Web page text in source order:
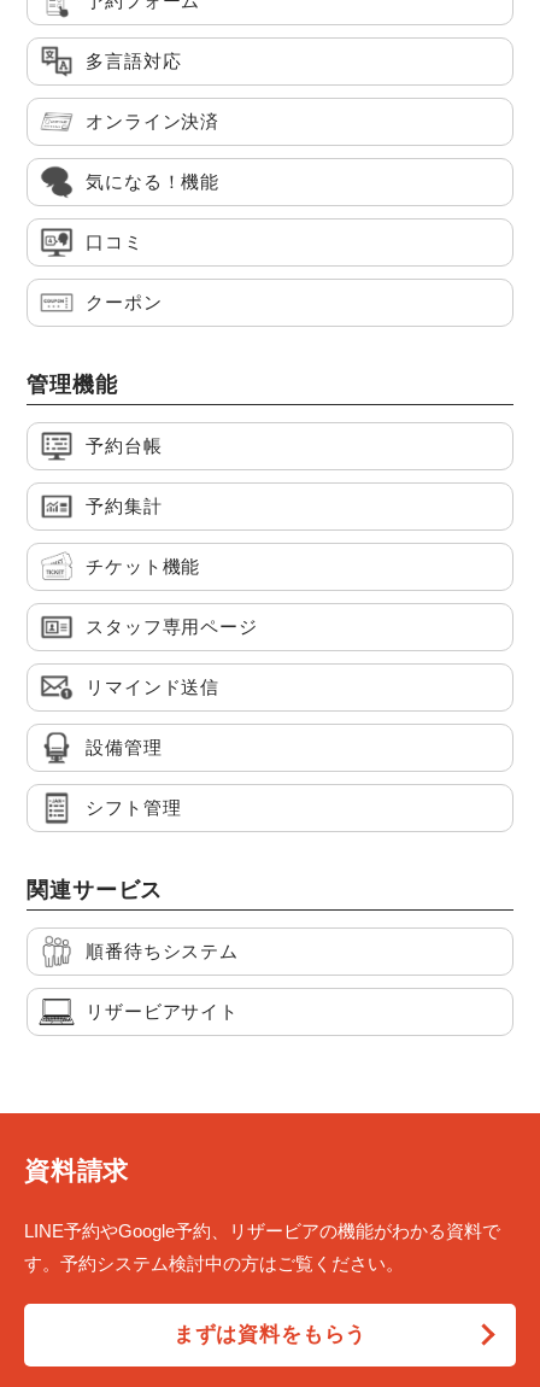
多言語対応
オンライン決済
気になる！機能
口コミ
クーポン
管理機能
予約台帳
予約集計
チケット機能
スタッフ専用ページ
リマインド送信
設備管理
シフト管理
関連サービス
順番待ちシステム
リザービアサイト
資料請求
LINE予約やGoogle予約、リザービアの機能がわかる資料で
す。予約システム検討中の方はご覧ください。
まずは資料をもらう